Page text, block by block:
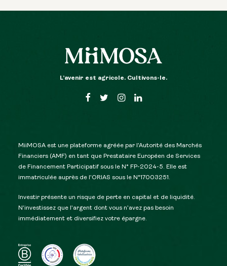
L’avenir est agricole. Cultivons-le.
MiiMOSA est une plateforme agréée par l’Autorité des Marchés
Financiers (AMF) en tant que Prestataire Européen de Services
de Financement Participatif sous le N° FP-2024-5. Elle est
immatriculée auprès de l’ORIAS sous le N°17003251.
Investir présente un risque de perte en capital et de liquidité.
N’investissez que l’argent dont vous n’avez pas besoin
immédiatement et diversifiez votre épargne.